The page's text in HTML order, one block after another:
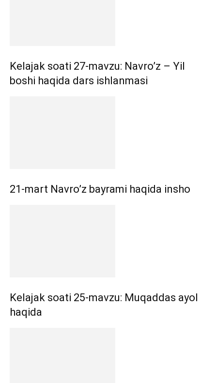
Kelajak soati 27-mavzu: Navro’z – Yil
boshi haqida dars ishlanmasi
21-mart Navro’z bayrami haqida insho
Kelajak soati 25-mavzu: Muqaddas ayol
haqida